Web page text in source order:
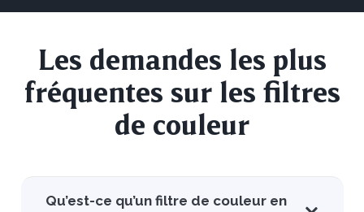
Les demandes les plus
fréquentes sur les filtres
de couleur
Qu’est-ce qu’un filtre de couleur en